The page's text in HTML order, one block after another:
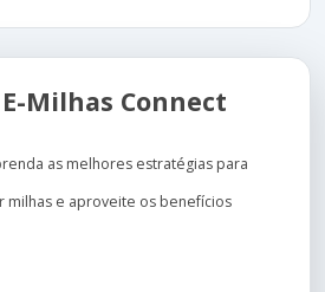
Milhas Connect
as melhores estratégias para
milhas e aproveite os benefícios